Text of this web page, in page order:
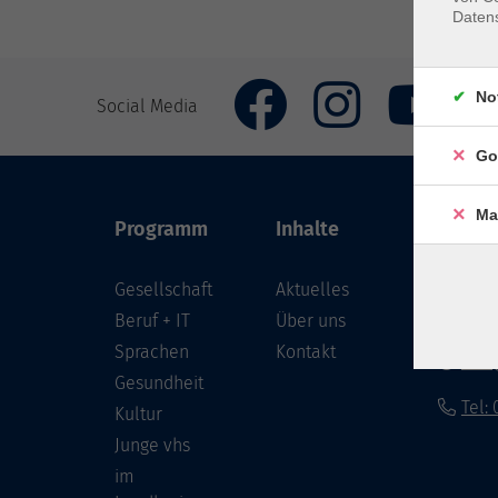
Social Media
Programm
Gesellschaft
Beruf + IT
Sprachen
Gesundheit
Kultur
Junge vhs
im
Inhalte
Aktuelles
Über uns
Kontakt
Tel: